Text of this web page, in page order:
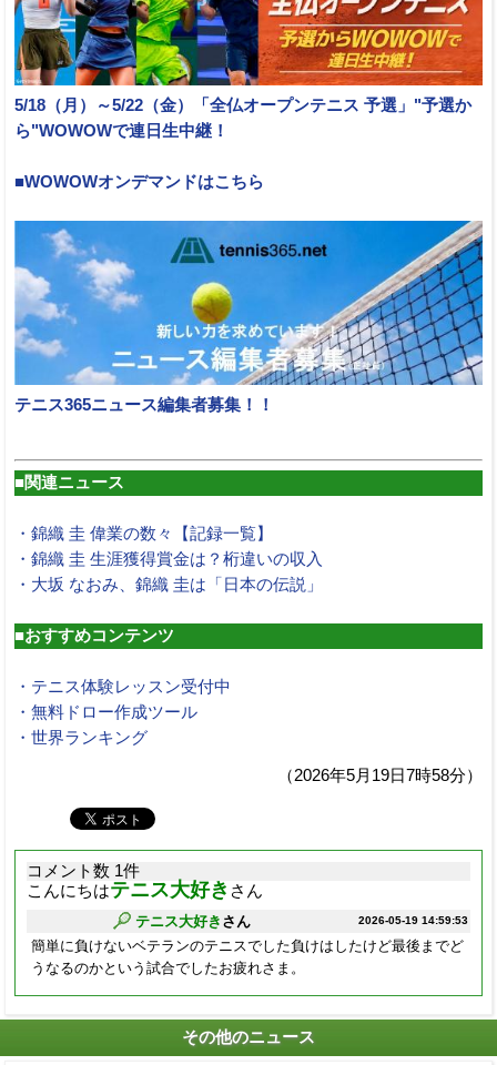
5/18（月）～5/22（金）「全仏オープンテニス 予選」"予選か
ら"WOWOWで連日生中継！
■WOWOWオンデマンドはこちら
テニス365ニュース編集者募集！！
■関連ニュース
・錦織 圭 偉業の数々【記録一覧】
・錦織 圭 生涯獲得賞金は？桁違いの収入
・大坂 なおみ、錦織 圭は「日本の伝説」
■おすすめコンテンツ
・テニス体験レッスン受付中
・無料ドロー作成ツール
・世界ランキング
（2026年5月19日7時58分）
コメント数 1件
こんにちはテニス大好き さん
2026-05-19 14:59:53
テニス大好き さん
簡単に負けないベテランのテニスでした負けはしたけど最後までど
うなるのかという試合でしたお疲れさま。
その他のニュース